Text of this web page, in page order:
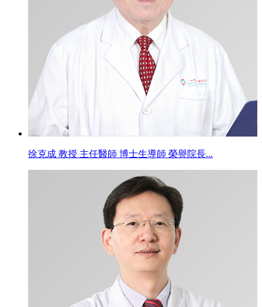
徐克成 教授 主任醫師 博士生導師 榮譽院長...